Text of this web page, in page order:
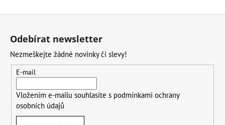
Odebírat newsletter
Nezmeškejte žádné novinky či slevy!
E-mail
Vložením e-mailu souhlasíte s podmínkami ochrany
osobních údajů